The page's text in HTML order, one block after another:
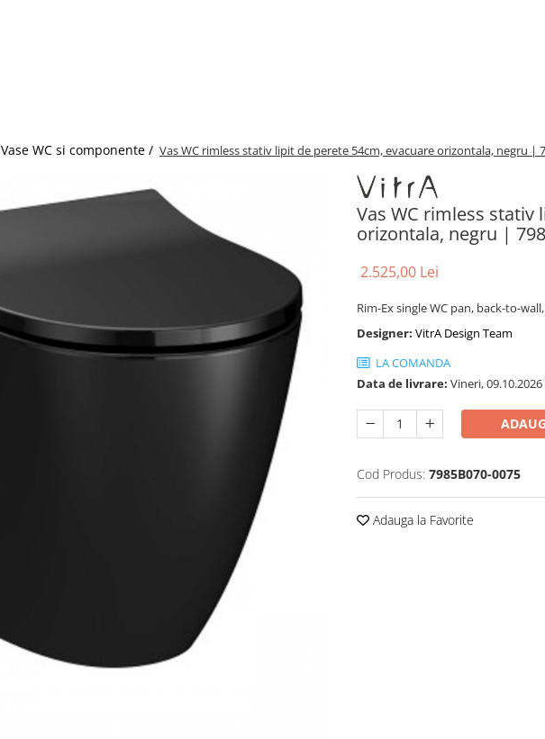
Vase WC si componente / Vas WC rimless stativ lipit de perete 54cm, evacuare orizontala, negru |
Vas WC rimless stativ
orizontala, negru |
2.525,00 Lei
Rim-Ex single WC pan, back-to-
Designer: VitrA Design Team
LA COMANDA
Data de livrare: Vineri, 09.10.2026
Cod Produs: 7985B070-0075
Adauga la Favorite